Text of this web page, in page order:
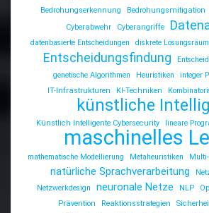
Bedrohungserkennung
Bedrohungsmitigation
Cyberabwehr
Cyberangriffe
datenbasierte Entscheidungen diskrete
Entscheidungsfindung
genetische Algorithmen
Heuristiken
integer
IT-Infrastrukturen
KI-Techniken
künstliche
Künstlich Intelligente Cybersecurity lineare
maschinelles
mathematische Modellierung Metaheuristiken
natürliche Sprachverarbeitung
Netzwerkdesign
neuronale Netze NLP
Prävention
Reaktionsstrategien